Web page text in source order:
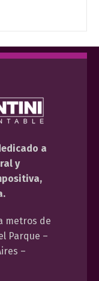
a
y
metros de
Parque –
–